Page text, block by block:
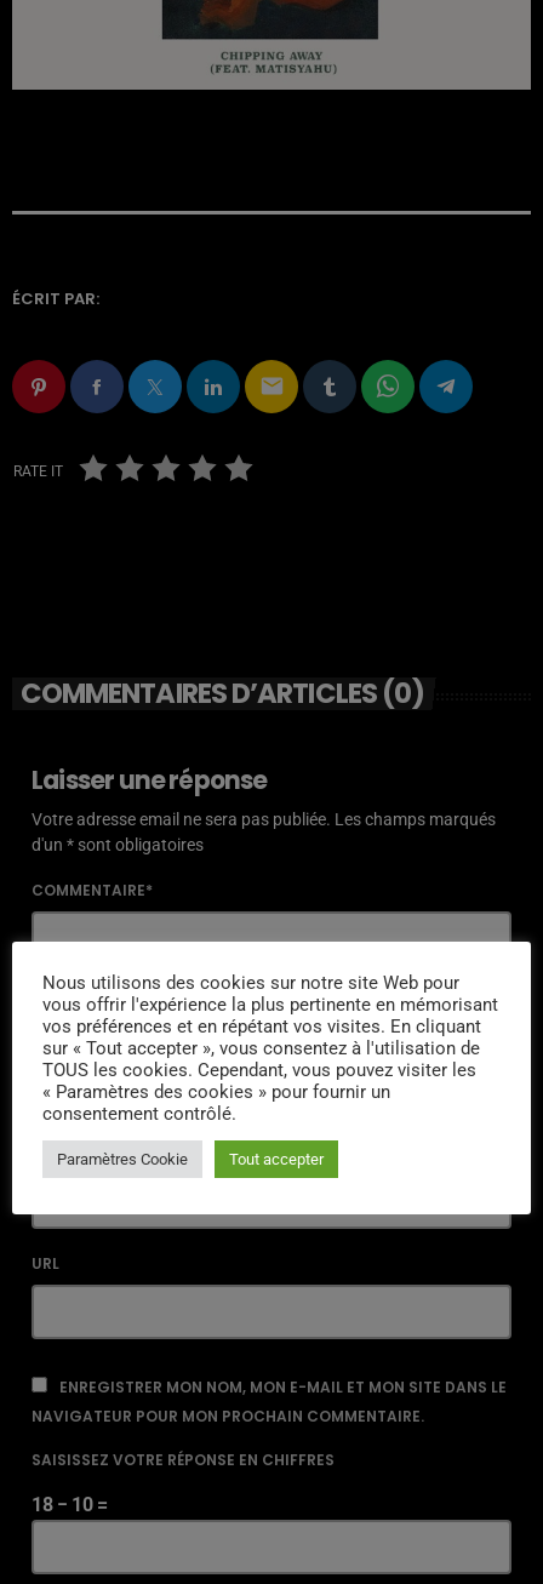
ÉCRIT PAR:
email
RATE IT
COMMENTAIRES D’ARTICLES (0)
Laisser une réponse
Votre adresse email ne sera pas publiée. Les champs marqués
d'un * sont obligatoires
COMMENTAIRE*
NOM*
EMAIL*
URL
ENREGISTRER MON NOM, MON E-MAIL ET MON SITE DANS LE
NAVIGATEUR POUR MON PROCHAIN COMMENTAIRE.
SAISISSEZ VOTRE RÉPONSE EN CHIFFRES
18 − 10 =
Nous utilisons des cookies sur notre site Web pour
vous offrir l'expérience la plus pertinente en mémorisant
vos préférences et en répétant vos visites. En cliquant
sur « Tout accepter », vous consentez à l'utilisation de
TOUS les cookies. Cependant, vous pouvez visiter les
« Paramètres des cookies » pour fournir un
consentement contrôlé.
Paramètres Cookie Tout accepter